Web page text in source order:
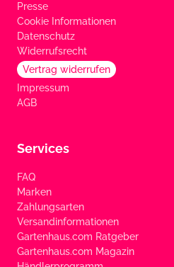
Presse
Cookie Informationen
Datenschutz
Widerrufsrecht
Vertrag widerrufen
Impressum
AGB
Services
FAQ
Marken
Zahlungsarten
Versandinformationen
Gartenhaus.com Ratgeber
Gartenhaus.com Magazin